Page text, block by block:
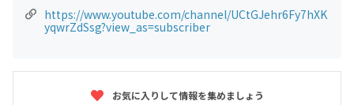
https://www.youtube.com/channel/UCtGJehr6Fy7hXK
yqwrZdSsg?view_as=subscriber
お気に入りして情報を集めましょう